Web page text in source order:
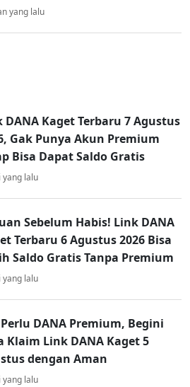
yang lalu
DANA Kaget Terbaru 7 Agustus
Gak Punya Akun Premium
Bisa Dapat Saldo Gratis
yang lalu
Sebelum Habis! Link DANA
Terbaru 6 Agustus 2026 Bisa
Saldo Gratis Tanpa Premium
yang lalu
DANA Premium, Begini
Klaim Link DANA Kaget 5
dengan Aman
yang lalu